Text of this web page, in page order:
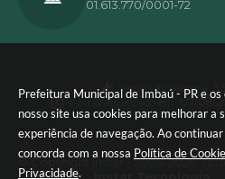
Prefeitura Municipal de Imbaú - PR e os
nosso site usa cookies para melhorar a
experiência de navegação. Ao
concorda com a nossa Política de
Privacidade.
01.613.770/0001-72
Versão do Sistema:
Portal atualizado em:
07/08/
© Copyright Instar - 2006-2026.
reservados -